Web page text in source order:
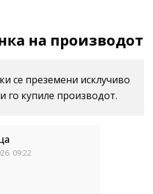
на производот
се преземени исклучиво
го купиле производот.
09:22